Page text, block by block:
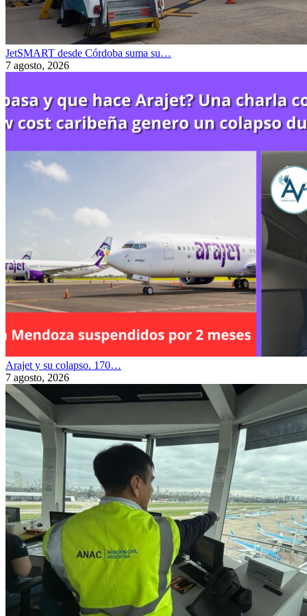
JetSMART desde Córdoba suma su…
7 agosto, 2026
Arajet y su colapso. 170…
7 agosto, 2026